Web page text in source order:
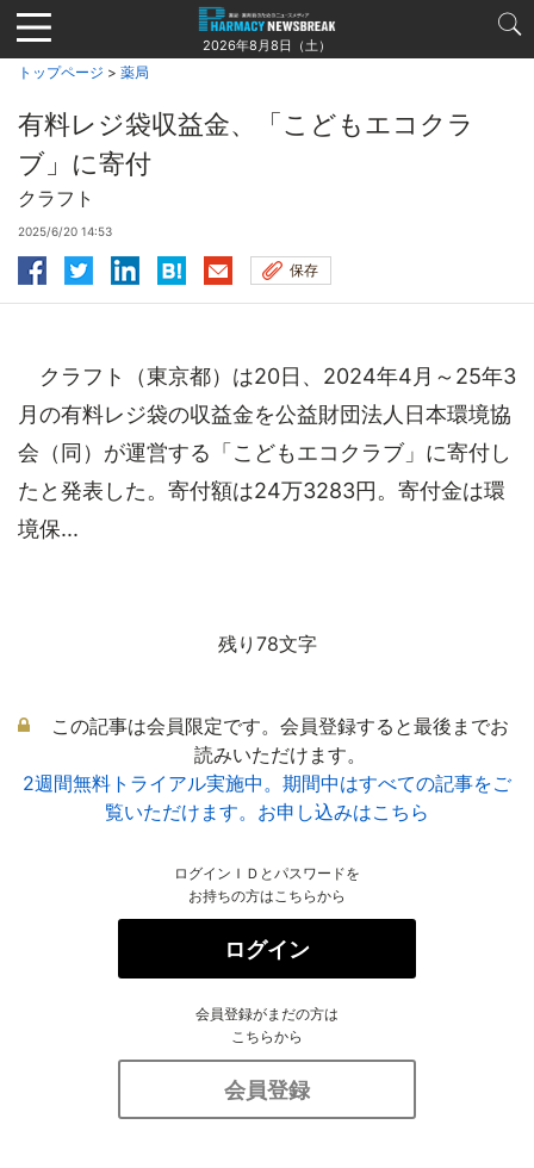
Jump
to
navigation
2026年8月8日（土）
トップページ > 薬局
有料レジ袋収益金、「こどもエコクラ
ブ」に寄付
クラフト
2025/6/20 14:53
保存
クラフト（東京都）は20日、2024年4月～25年3
月の有料レジ袋の収益金を公益財団法人日本環境協
会（同）が運営する「こどもエコクラブ」に寄付し
たと発表した。寄付額は24万3283円。寄付金は環
境保...
残り78文字
この記事は会員限定です。会員登録すると最後までお
読みいただけます。
2週間無料トライアル実施中。期間中はすべての記事をご
覧いただけます。お申し込みはこちら
ログインＩＤとパスワードを
お持ちの方はこちらから
ログイン
会員登録がまだの方は
こちらから
会員登録